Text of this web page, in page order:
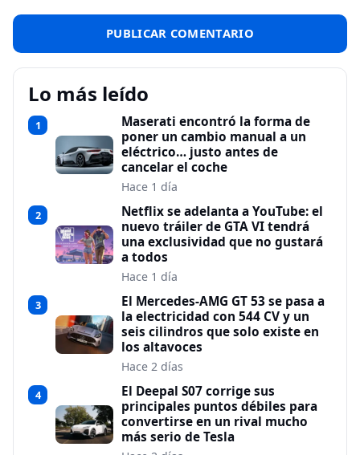
Lo más leído
1
Maserati encontró la forma de
poner un cambio manual a un
eléctrico… justo antes de
cancelar el coche
Hace 1 día
2
Netflix se adelanta a YouTube: el
nuevo tráiler de GTA VI tendrá
una exclusividad que no gustará
a todos
Hace 1 día
3
El Mercedes-AMG GT 53 se pasa a
la electricidad con 544 CV y un
seis cilindros que solo existe en
los altavoces
Hace 2 días
4
El Deepal S07 corrige sus
principales puntos débiles para
convertirse en un rival mucho
más serio de Tesla